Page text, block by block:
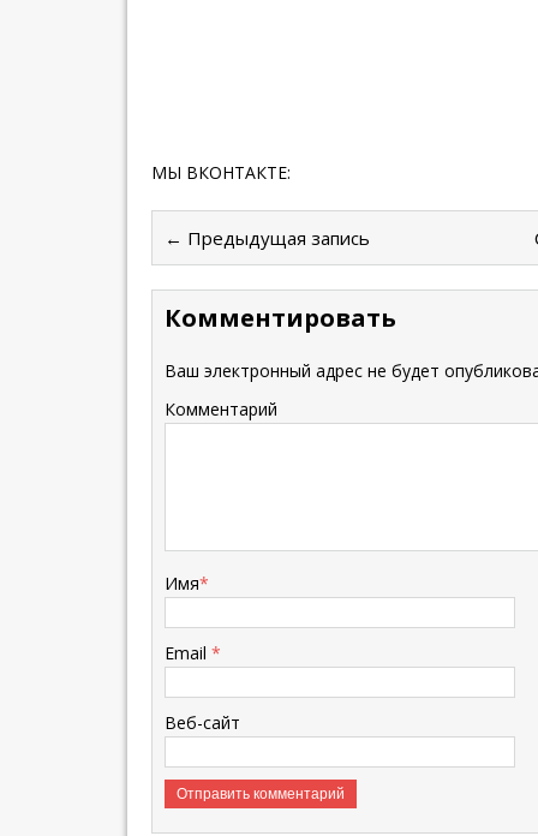
МЫ ВКОНТАКТЕ:
← Предыдущая запись
Комментировать
Ваш электронный адрес не будет
Комментарий
Имя*
Email *
Веб-сайт